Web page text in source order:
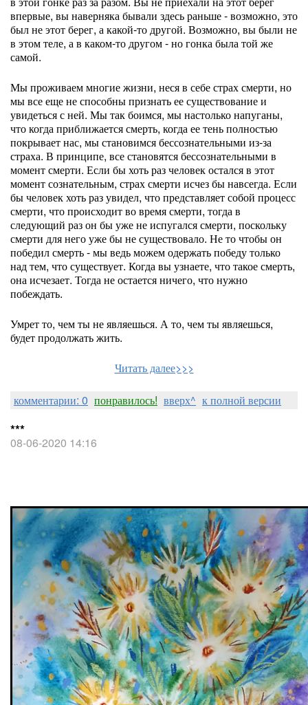
впервые, вы наверняка бывали здесь раньше - возможно, это
был не этот берег, а какой-то другой. Возможно, вы были не
в этом теле, а в каком-то другом - но гонка была той же
самой.
Мы проживаем многие жизни, неся в себе страх смерти, но
мы все еще не способны признать ее существование и
увидеться с ней. Мы так боимся, мы настолько напуганы,
что когда приближается смерть, когда ее тень полностью
покрывает нас, мы становимся бессознательными из-за
страха. В принципе, все становятся бессознательными в
момент смерти. Если бы хоть раз человек остался в этот
момент сознательным, страх смерти исчез бы навсегда. Если
бы человек хоть раз увидел, что представляет собой процесс
смерти, что происходит во время смерти, тогда в
следующий раз он бы уже не испугался смерти, поскольку
смерти для него уже бы не существовало. Не то чтобы он
победил смерть - мы ведь можем одержать победу только
над тем, что существует. Когда вы узнаете, что такое смерть,
она исчезает. Тогда не остается ничего, что нужно
побеждать.
Умрет то, чем ты не являешься. А то, чем ты являешься,
будет продолжать жить.
Читать далее>>>
комментарии: 0 понравилось! вверх^ к полной версии
***
08-06-2020 14:16